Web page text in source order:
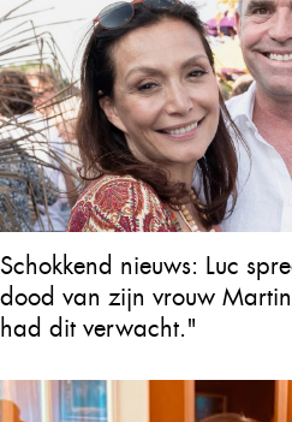
Schokkend nieuws: Luc
dood van zijn vrouw
had dit verwacht."